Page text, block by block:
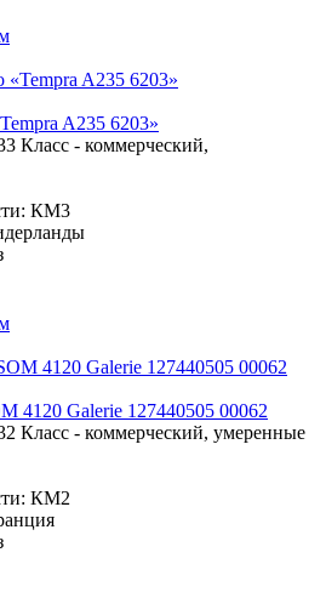
A235 6203»
Класс - коммерческий,
КМ3
4120 Galerie 127440505 00062
Класс - коммерческий, умеренные
КМ2